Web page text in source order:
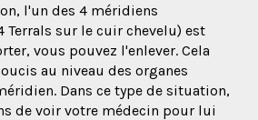
l'un des 4 méridiens
Terrals sur le cuir chevelu) est
vous pouvez l'enlever. Cela
au niveau des organes
Dans ce type de situation,
de voir votre médecin pour lui